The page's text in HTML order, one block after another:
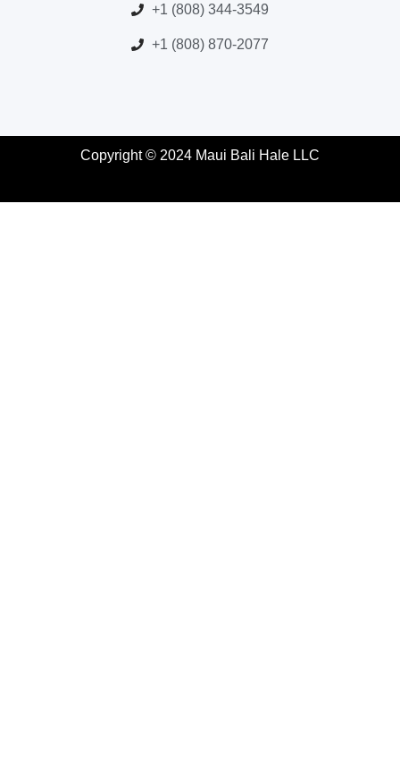
+1 (808) 344-3549
+1 (808) 870-2077
Copyright © 2024 Maui Bali Hale LLC